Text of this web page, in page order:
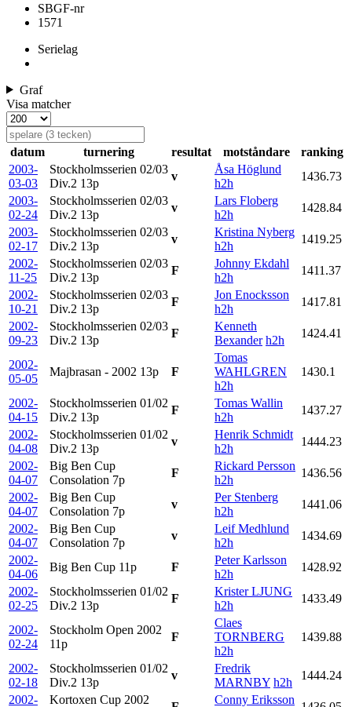
SBGF-nr
1571
Serielag
Graf
Visa matcher
datum turnering resultat motståndare
ranking
2003-
03-03
Stockholmsserien 02/03
Div.2 13p
v
Åsa Höglund
h2h
1436.73
2003-
02-24
Stockholmsserien 02/03
Div.2 13p
v
Lars Floberg
h2h
1428.84
2003-
02-17
Stockholmsserien 02/03
Div.2 13p
v
Kristina Nyberg
h2h
1419.25
2002-
11-25
Stockholmsserien 02/03
Div.2 13p
F
Johnny Ekdahl
h2h
1411.37
2002-
10-21
Stockholmsserien 02/03
Div.2 13p
F
Jon Enocksson
h2h
1417.81
2002-
09-23
Stockholmsserien 02/03
Div.2 13p
F
Kenneth
Bexander h2h
1424.41
2002-
05-05
Majbrasan - 2002 13p F
Tomas
WAHLGREN
h2h
1430.1
2002-
04-15
Stockholmsserien 01/02
Div.2 13p
F
Tomas Wallin
h2h
1437.27
2002-
04-08
Stockholmsserien 01/02
Div.2 13p
v
Henrik Schmidt
h2h
1444.23
2002-
04-07
Big Ben Cup
Consolation 7p
F
Rickard Persson
h2h
1436.56
2002-
04-07
Big Ben Cup
Consolation 7p
v
Per Stenberg
h2h
1441.06
2002-
04-07
Big Ben Cup
Consolation 7p
v
Leif Medhlund
h2h
1434.69
2002-
04-06
Big Ben Cup 11p F
Peter Karlsson
h2h
1428.92
2002-
02-25
Stockholmsserien 01/02
Div.2 13p
F
Krister LJUNG
h2h
1433.49
2002-
02-24
Stockholm Open 2002
11p
F
Claes
TORNBERG
h2h
1439.88
2002-
02-18
Stockholmsserien 01/02
Div.2 13p
v
Fredrik
MARNBY h2h
1444.24
2002-
Kortoxen Cup 2002
Conny Eriksson